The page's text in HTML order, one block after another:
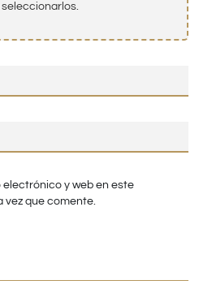
seleccionarlos.
y web en este
vez que comente.